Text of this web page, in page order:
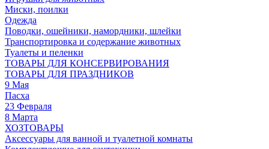
Миски, поилки
Одежда
Поводки, ошейники, намордники, шлейки
Транспортировка и содержание животных
Туалеты и пеленки
ТОВАРЫ ДЛЯ КОНСЕРВИРОВАНИЯ
ТОВАРЫ ДЛЯ ПРАЗДНИКОВ
9 Мая
Пасха
23 Февраля
8 Марта
ХОЗТОВАРЫ
Аксессуары для ванной и туалетной комнаты